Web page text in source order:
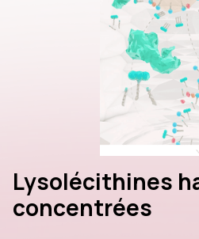
Lysolécithines
concentrées